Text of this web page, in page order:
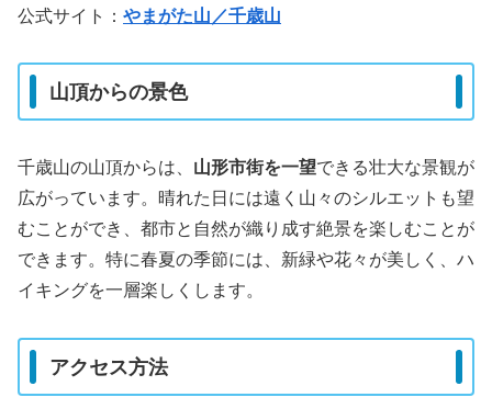
公式サイト： やまがた山／千歳山
山頂からの景色
千歳山の山頂からは、 山形市街を一望できる壮大な景観が
広がっています。晴れた日には遠く山々のシルエットも望
むことができ、都市と自然が織り成す絶景を楽しむことが
できます。特に春夏の季節には、新緑や花々が美しく、ハ
イキングを一層楽しくします。
アクセス方法